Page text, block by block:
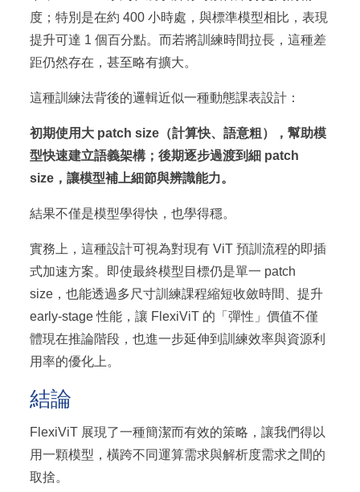
度；特別是在約 400 小時處，與標準模型相比，表現
提升可達 1 個百分點。而若將訓練時間拉長，這種差
距仍然存在，甚至略有擴大。
這種訓練法背後的邏輯近似一種動態課表設計：
初期使用大 patch size（計算快、語意粗），幫助模
型快速建立語義架構；後期逐步過渡到細 patch
size，讓模型補上細節與辨識能力。
結果不僅是模型學得快，也學得穩。
實務上，這種設計可視為對現有 ViT 預訓流程的即插
式加速方案。即使最終模型目標仍是單一 patch
size，也能透過多尺寸訓練課程縮短收斂時間、提升
early-stage 性能，讓 FlexiViT 的「彈性」價值不僅
體現在推論階段，也進一步延伸到訓練效率與資源利
用率的優化上。
結論
FlexiViT 展現了一種簡潔而有效的策略，讓我們得以
用一顆模型，橫跨不同運算需求與解析度需求之間的
取捨。